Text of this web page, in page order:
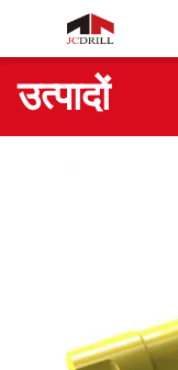
उत्पादों